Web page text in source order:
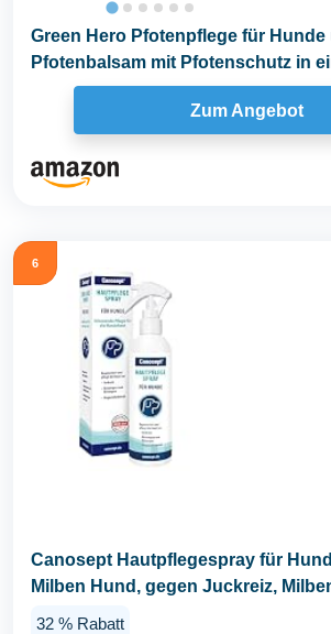
Green Hero Pfotenpflege für Hunde
Pfotenbalsam mit Pfotenschutz in
Zum Angebot
6
Canosept Hautpflegespray für
Milben Hund, gegen Juckreiz,
32 % Rabatt